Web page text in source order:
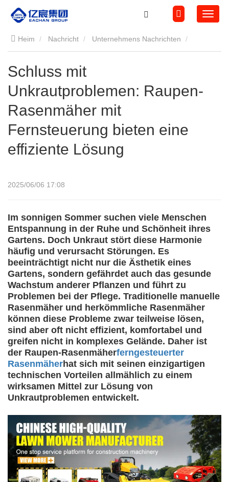
Heim Nachricht Unternehmens Nachrichten
Fernsteuerung bieten eine effiziente Lösung
Schluss mit
Unkrautproblemen: Raupen-
Rasenmäher mit
Fernsteuerung bieten eine
effiziente Lösung
2025/06/06 17:08
Im sonnigen Sommer suchen viele Menschen
Entspannung in der Ruhe und Schönheit ihres
Gartens. Doch Unkraut stört diese Harmonie
häufig und verursacht Störungen. Es
beeinträchtigt nicht nur die Ästhetik eines
Gartens, sondern gefährdet auch das gesunde
Wachstum anderer Pflanzen und führt zu
Problemen bei der Pflege. Traditionelle manuelle
Rasenmäher und herkömmliche Rasenmäher
können diese Probleme zwar teilweise lösen,
sind aber oft nicht effizient, komfortabel und
greifen nicht in komplexes Gelände. Daher ist
der Raupen-Rasenmäherferngesteuerter
Rasenmäherhat sich mit seinen einzigartigen
technischen Vorteilen allmählich zu einem
wirksamen Mittel zur Lösung von
Unkrautproblemen entwickelt.